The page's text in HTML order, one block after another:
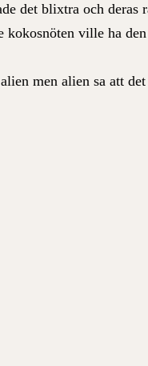
det blixtra och deras
kokosnöten ville ha
men alien sa att